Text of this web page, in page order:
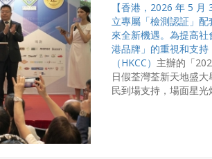
【香港，2026 年 5
立專屬「檢測認証」
來全新機遇。為提高
港品牌」的重視和支
（HKCC） 主辦的「
日假荃灣荃新天地盛
民到場支持，場面星光